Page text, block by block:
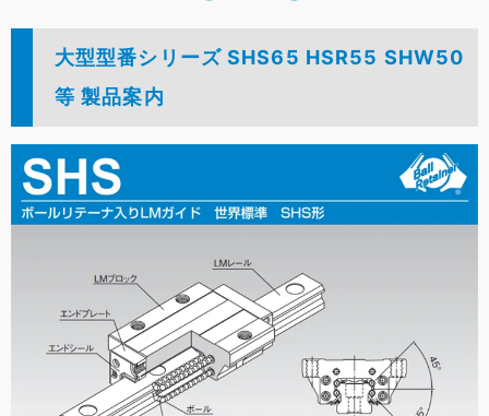
大型型番シリーズ SHS65 HSR55 SHW50
等 製品案内